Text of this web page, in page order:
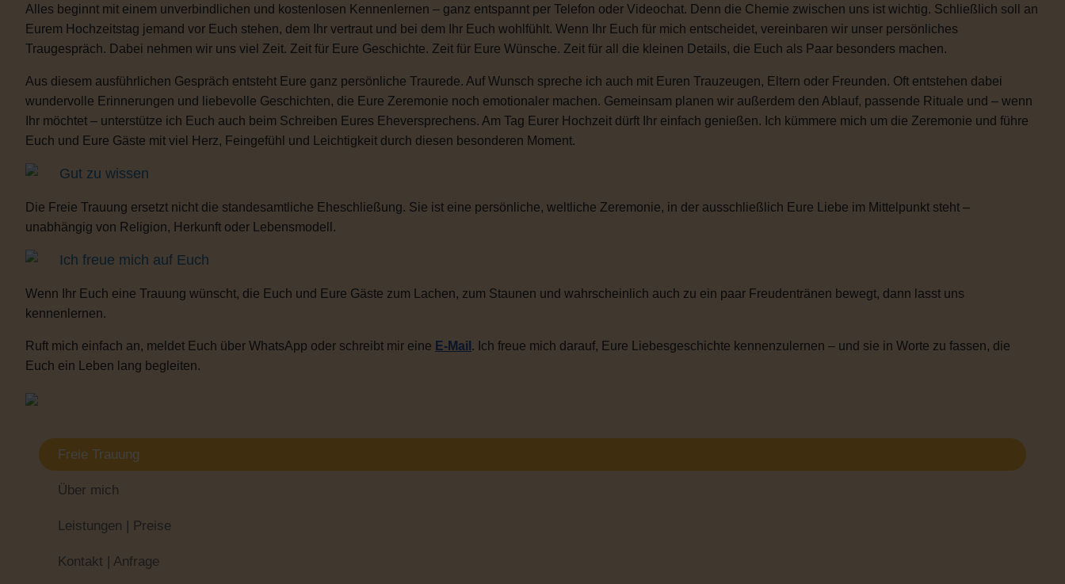
Freie Trauung
Über mich
Leistungen | Preise
Kontakt | Anfrage
Alles beginnt mit einem unverbindlichen und kostenlosen Kennenlernen – ganz entspannt per Telefon oder Videochat. Denn die Chemie zwischen uns ist wichtig. Schließlich soll an
Eurem Hochzeitstag jemand vor Euch stehen, dem Ihr vertraut und bei dem Ihr Euch wohlfühlt. Wenn Ihr Euch für mich entscheidet, vereinbaren wir unser persönliches
Traugespräch. Dabei nehmen wir uns viel Zeit. Zeit für Eure Geschichte. Zeit für Eure Wünsche. Zeit für all die kleinen Details, die Euch als Paar besonders machen.
Aus diesem ausführlichen Gespräch entsteht Eure ganz persönliche Traurede. Auf Wunsch spreche ich auch mit Euren Trauzeugen, Eltern oder Freunden. Oft entstehen dabei
wundervolle Erinnerungen und liebevolle Geschichten, die Eure Zeremonie noch emotionaler machen. Gemeinsam planen wir außerdem den Ablauf, passende Rituale und – wenn
Ihr möchtet – unterstütze ich Euch auch beim Schreiben Eures Eheversprechens. Am Tag Eurer Hochzeit dürft Ihr einfach genießen. Ich kümmere mich um die Zeremonie und führe
Euch und Eure Gäste mit viel Herz, Feingefühl und Leichtigkeit durch diesen besonderen Moment.
Gut zu wissen
Die Freie Trauung ersetzt nicht die standesamtliche Eheschließung. Sie ist eine persönliche, weltliche Zeremonie, in der ausschließlich Eure Liebe im Mittelpunkt steht –
unabhängig von Religion, Herkunft oder Lebensmodell.
Ich freue mich auf Euch
Wenn Ihr Euch eine Trauung wünscht, die Euch und Eure Gäste zum Lachen, zum Staunen und wahrscheinlich auch zu ein paar Freudentränen bewegt, dann lasst uns
kennenlernen.
Ruft mich einfach an, meldet Euch über WhatsApp oder schreibt mir eine E-Mail . Ich freue mich darauf, Eure Liebesgeschichte kennenzulernen – und sie in Worte zu fassen, die
Euch ein Leben lang begleiten.